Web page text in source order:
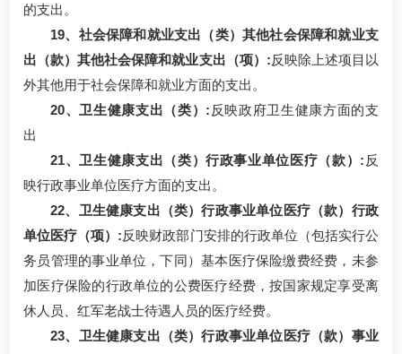
的支出。
19、社会保障和就业支出（类）其他社会保障和就业支
出（款）其他社会保障和就业支出（项）:反映除上述项目以
外其他用于社会保障和就业方面的支出。
20、卫生健康支出（类）: 反映政府卫生健康方面的支
出
21、卫生健康支出（类）行政事业单位医疗（款）: 反
映行政事业单位医疗方面的支出。
22、卫生健康支出（类）行政事业单位医疗（款）行政
单位医疗（项）:反映财政部门安排的行政单位（包括实行公
务员管理的事业单位，下同）基本医疗保险缴费经费，未参
加医疗保险的行政单位的公费医疗经费，按国家规定享受离
休人员、红军老战士待遇人员的医疗经费。
23、卫生健康支出（类）行政事业单位医疗（款）事业